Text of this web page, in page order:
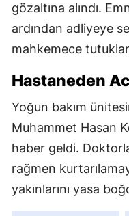
gözaltına alındı.
ardından adliyeye
mahkemece
Hastaneden
Yoğun bakım
Muhammet Hasan
haber geldi.
rağmen
yakınlarını yasa